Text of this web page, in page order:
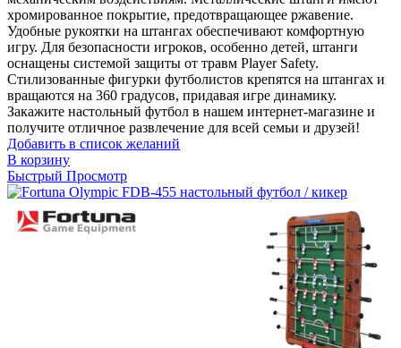
хромированное покрытие, предотвращающее ржавение.
Удобные рукоятки на штангах обеспечивают комфортную
игру. Для безопасности игроков, особенно детей, штанги
оснащены системой защиты от травм Player Safety.
Стилизованные фигурки футболистов крепятся на штангах и
вращаются на 360 градусов, придавая игре динамику.
Закажите настольный футбол в нашем интернет-магазине и
получите отличное развлечение для всей семьи и друзей!
Добавить в список желаний
В корзину
Быстрый Просмотр